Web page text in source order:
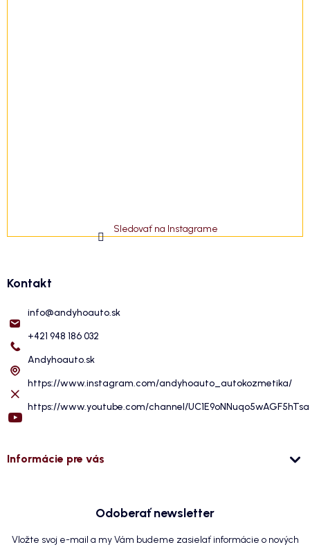
Sledovať na Instagrame
Kontakt
info@andyhoauto.sk
+421 948 186 032
Andyhoauto.sk
https://www.instagram.com/andyhoauto_autokozmetika/
https://www.youtube.com/channel/
Informácie pre vás
Odoberať newsletter
Vložte svoj e-mail a my Vám budeme zasielať informácie o nových